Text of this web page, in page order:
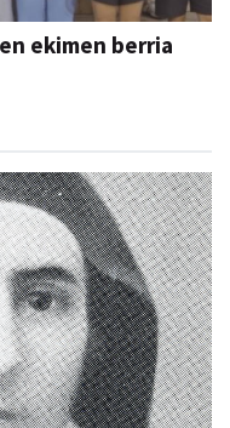
ekimen berria